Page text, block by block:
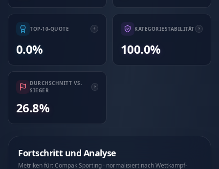
TOP-10-QUOTE
0.0%
KATEGORIESTABILITÄT
100.0%
DURCHSCHNITT VS.
SIEGER
26.8%
Fortschritt und Analyse
Metriken für: Compak Sporting · normalisiert nach Wettkampf-